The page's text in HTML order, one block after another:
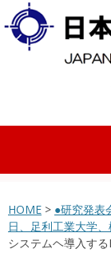
コンテンツへスキップ
HOME > ●研究発表
日、足利工業大学、
システムヘ導入す